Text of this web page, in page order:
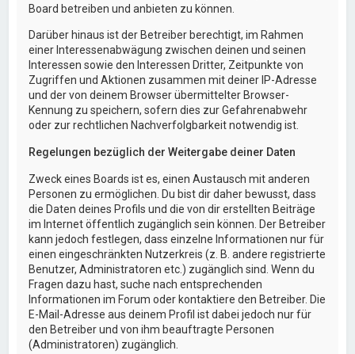
Board betreiben und anbieten zu können.
Darüber hinaus ist der Betreiber berechtigt, im Rahmen
einer Interessenabwägung zwischen deinen und seinen
Interessen sowie den Interessen Dritter, Zeitpunkte von
Zugriffen und Aktionen zusammen mit deiner IP-Adresse
und der von deinem Browser übermittelter Browser-
Kennung zu speichern, sofern dies zur Gefahrenabwehr
oder zur rechtlichen Nachverfolgbarkeit notwendig ist.
Regelungen bezüglich der Weitergabe deiner Daten
Zweck eines Boards ist es, einen Austausch mit anderen
Personen zu ermöglichen. Du bist dir daher bewusst, dass
die Daten deines Profils und die von dir erstellten Beiträge
im Internet öffentlich zugänglich sein können. Der Betreiber
kann jedoch festlegen, dass einzelne Informationen nur für
einen eingeschränkten Nutzerkreis (z. B. andere registrierte
Benutzer, Administratoren etc.) zugänglich sind. Wenn du
Fragen dazu hast, suche nach entsprechenden
Informationen im Forum oder kontaktiere den Betreiber. Die
E-Mail-Adresse aus deinem Profil ist dabei jedoch nur für
den Betreiber und von ihm beauftragte Personen
(Administratoren) zugänglich.